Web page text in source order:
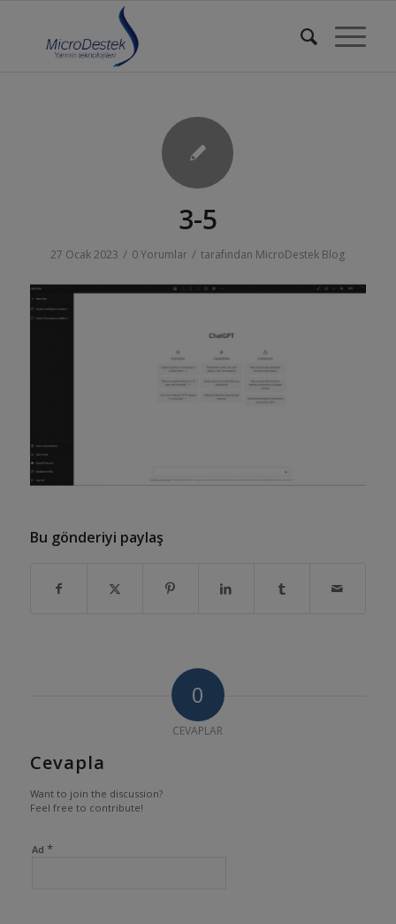
3-5
27 Ocak 2023 / 0 Yorumlar / tarafından MicroDestek Blog
Bu gönderiyi paylaş
0
CEVAPLAR
Cevapla
Want to join the discussion?
Feel free to contribute!
Ad *